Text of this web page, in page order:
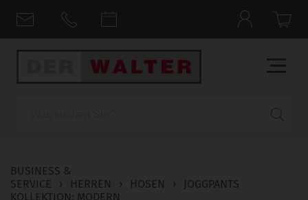
BUSINESS &
SERVICE
› HERREN › HOSEN ›
JOGGPANTS
KOLLEKTION: MODERN